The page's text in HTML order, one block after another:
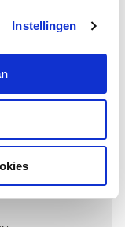
Instellingen